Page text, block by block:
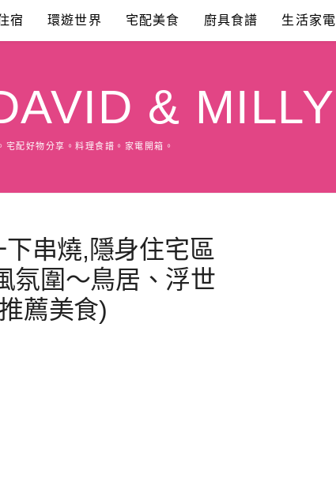
宿 環遊世界 宅配美食 廚具食譜 生活家電
& MILLY
宅配好物分享。料理食譜。家電開箱。
串燒,隱身住宅區
氛圍～鳥居、浮世
薦美食)